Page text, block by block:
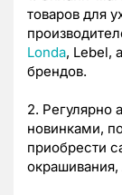
товаров для
Londa, Lebel,
брендов.
2. Регулярно
новинками,
приобрести